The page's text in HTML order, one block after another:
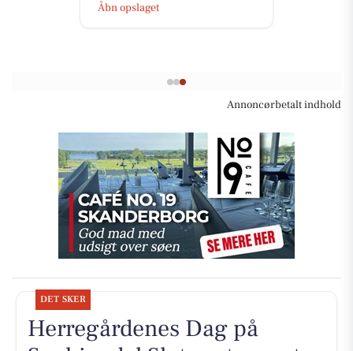
Åbn opslaget
Annoncørbetalt indhold
DET SKER
Herregårdenes Dag på